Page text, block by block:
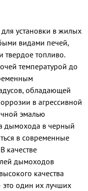
установки в жилых
видами печей,
топливо.
температурой до
обладающей
в агрессивной
эмалью
дымохода в черный
в современные
качестве
дымоходов
качества
один их лучших